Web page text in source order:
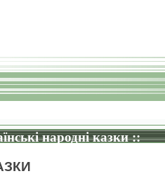
народні казки ::